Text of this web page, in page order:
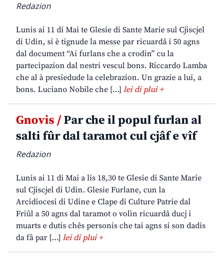
Redazion
Lunis ai 11 di Mai te Glesie di Sante Marie sul Cjiscjel
di Udin, si è tignude la messe par ricuardâ i 50 agns
dal document “Ai furlans che a crodin” cu la
partecipazion dal nestri vescul bons. Riccardo Lamba
che al à presiedude la celebrazion. Un grazie a lui, a
bons. Luciano Nobile che […] lei di plui +
Gnovis /Par che il popul furlan al
salti fûr dal taramot cul cjâf e vîf
Redazion
Lunis ai 11 di Mai a lis 18,30 te Glesie di Sante Marie
sul Cjiscjel di Udin. Glesie Furlane, cun la
Arcidiocesi di Udine e Clape di Culture Patrie dal
Friûl a 50 agns dal taramot o volìn ricuardâ ducj i
muarts e dutis chês personis che tai agns si son dadis
da fâ par […] lei di plui +